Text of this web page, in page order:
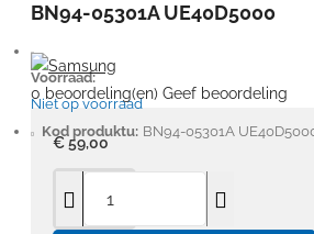
BN94-05301A UE40D5000
Voorraad:
Niet op voorraad
Kod produktu: BN94-05301A
0 beoordeling(en) Geef beoordeling
€ 59,00